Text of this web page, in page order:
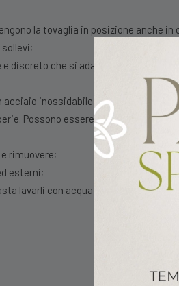
la tovaglia in posizione anche in
discreto che si adatta a qualsiasi stile
acciaio inossidabile di alta qualità, che
Possono essere utilizzati sia
rimuovere;
esterni;
lavarli con acqua e sapone e